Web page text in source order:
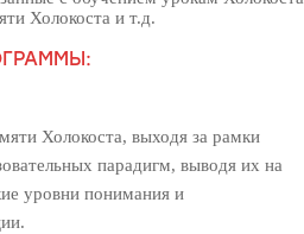
Холокоста и т.д.
Холокоста, выходя за рамки
парадигм, выводя их на
уровни понимания и